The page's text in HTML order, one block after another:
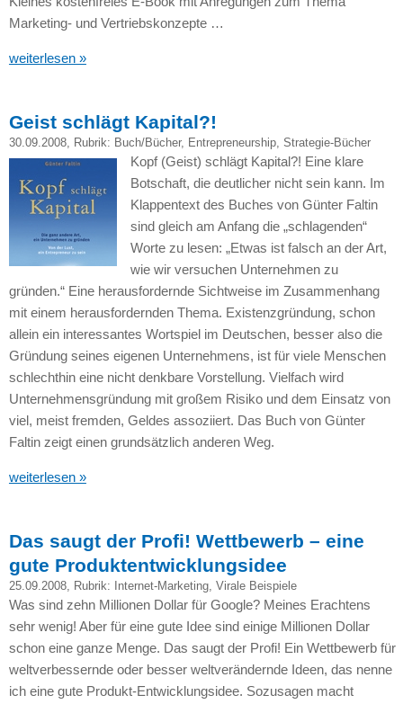
Marketing- und Vertriebskonzepte …
weiterlesen »
Geist schlägt Kapital?!
30.09.2008, Rubrik: Buch/Bücher, Entrepreneurship, Strategie-Bücher
Kopf (Geist) schlägt Kapital?! Eine klare
Botschaft, die deutlicher nicht sein kann. Im
Klappentext des Buches von Günter Faltin
sind gleich am Anfang die „schlagenden“
Worte zu lesen: „Etwas ist falsch an der Art,
wie wir versuchen Unternehmen zu
gründen.“ Eine herausfordernde Sichtweise im Zusammenhang
mit einem herausfordernden Thema. Existenzgründung, schon
allein ein interessantes Wortspiel im Deutschen, besser also die
Gründung seines eigenen Unternehmens, ist für viele Menschen
schlechthin eine nicht denkbare Vorstellung. Vielfach wird
Unternehmensgründung mit großem Risiko und dem Einsatz von
viel, meist fremden, Geldes assoziiert. Das Buch von Günter
Faltin zeigt einen grundsätzlich anderen Weg.
weiterlesen »
Das saugt der Profi! Wettbewerb – eine
gute Produktentwicklungsidee
25.09.2008, Rubrik: Internet-Marketing, Virale Beispiele
Was sind zehn Millionen Dollar für Google? Meines Erachtens
sehr wenig! Aber für eine gute Idee sind einige Millionen Dollar
schon eine ganze Menge. Das saugt der Profi! Ein Wettbewerb für
weltverbessernde oder besser weltverändernde Ideen, das nenne
ich eine gute Produkt-Entwicklungsidee. Sozusagen macht